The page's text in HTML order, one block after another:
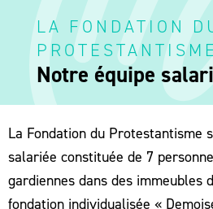
LA FONDATION
Notre équipe
La Fondation du Protestantisme
salariée constituée de 7
gardiennes dans des immeubles
fondation individualisée «